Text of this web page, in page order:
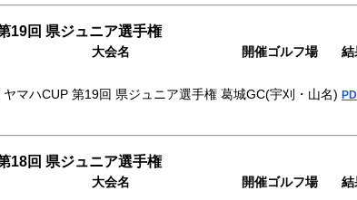
19回 県ジュニア選手権
大会名 開催ゴルフ場 結
ヤマハCUP 第19回 県ジュニア選手権 葛城GC(宇刈・山名)
18回 県ジュニア選手権
大会名 開催ゴルフ場 結